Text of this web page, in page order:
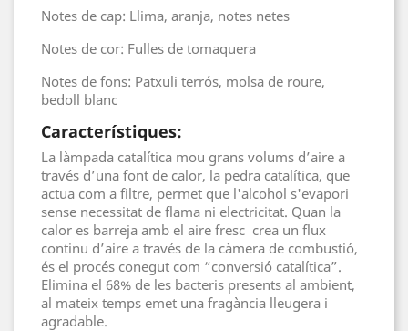
Notes de cap: Llima, aranja, notes netes
Notes de cor: Fulles de tomaquera
Notes de fons: Patxuli terrós, molsa de roure,
bedoll blanc
Característiques:
La làmpada catalítica mou grans volums d’aire a
través d’una font de calor, la pedra catalítica, que
actua com a filtre, permet que l'alcohol s'evapori
sense necessitat de flama ni electricitat. Quan la
calor es barreja amb el aire fresc crea un flux
continu d’aire a través de la càmera de combustió,
és el procés conegut com “conversió catalítica”.
Elimina el 68% de les bacteris presents al ambient,
al mateix temps emet una fragància lleugera i
agradable.